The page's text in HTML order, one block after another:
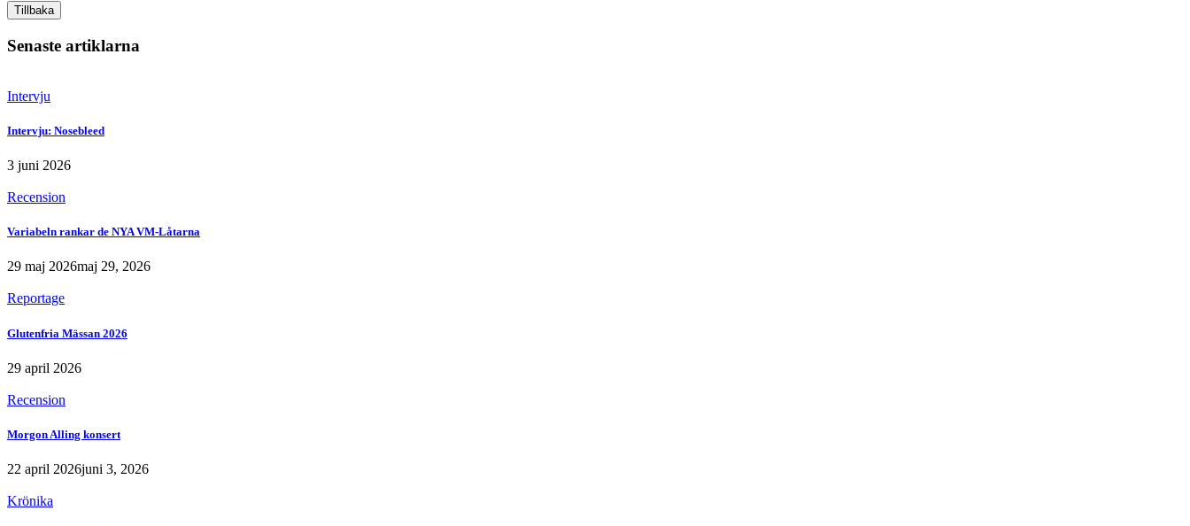
Tillbaka
Senaste artiklarna
Intervju
Intervju: Nosebleed
3 juni 2026
Recension
Variabeln rankar de NYA VM-Låtarna
29 maj 2026maj 29, 2026
Reportage
Glutenfria Mässan 2026
29 april 2026
Recension
Morgon Alling konsert
22 april 2026juni 3, 2026
Krönika